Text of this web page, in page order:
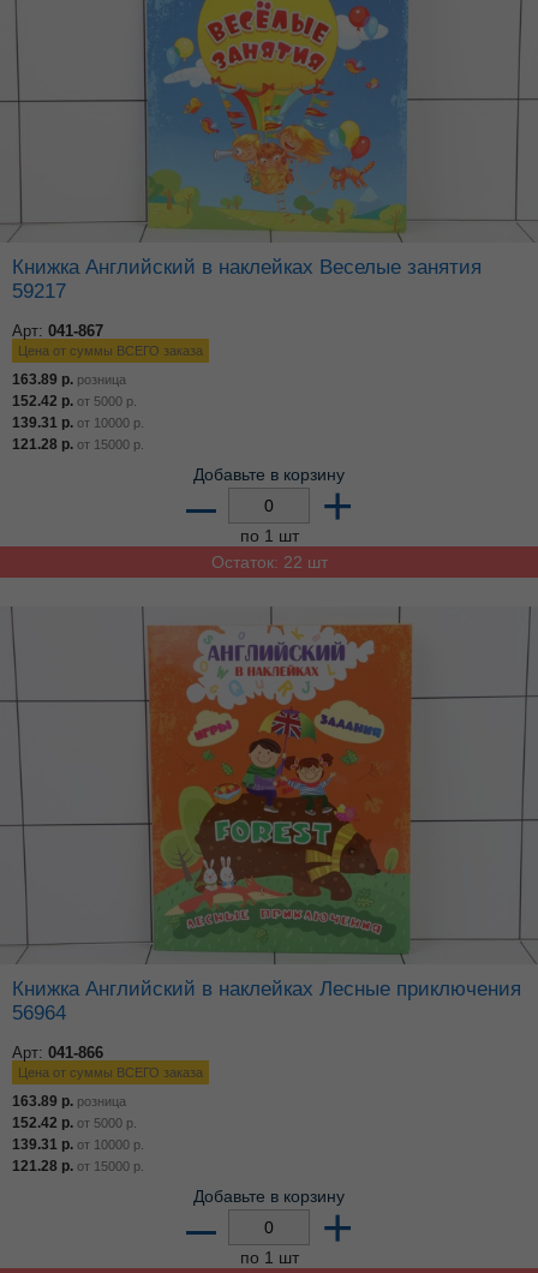
Книжка Английский в наклейках Веселые занятия
59217
Арт: 041-867
Цена от суммы ВСЕГО заказа
163.89 р. розница
152.42 р. от 5000 р.
139.31 р. от 10000 р.
121.28 р. от 15000 р.
Добавьте в корзину
– +
по 1 шт
Остаток: 22 шт
Книжка Английский в наклейках Лесные приключения
56964
Арт: 041-866
Цена от суммы ВСЕГО заказа
163.89 р. розница
152.42 р. от 5000 р.
139.31 р. от 10000 р.
121.28 р. от 15000 р.
Добавьте в корзину
– +
по 1 шт